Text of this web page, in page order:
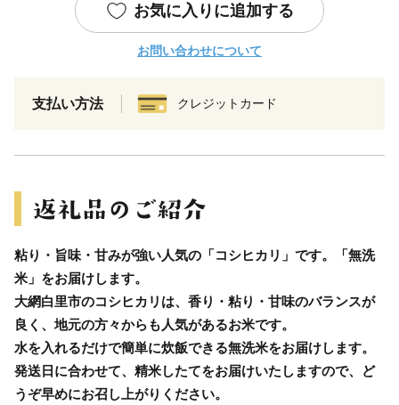
お気に入りに追加する
お問い合わせについて
支払い方法 クレジットカード
粘り・旨味・甘みが強い人気の「コシヒカリ」です。「無洗
米」をお届けします。
大網白里市のコシヒカリは、香り・粘り・甘味のバランスが
良く、地元の方々からも人気があるお米です。
水を入れるだけで簡単に炊飯できる無洗米をお届けします。
発送日に合わせて、精米したてをお届けいたしますので、ど
うぞ早めにお召し上がりください。